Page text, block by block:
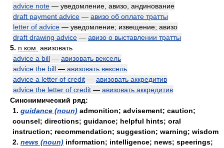
advice note — уведомление, авизо, андинование
draft payment advice — авизо об оплате тратты
letter of advice — уведомление; извещение; авизо
draft drawing advice — авизо о выставлении тратты
5. n ком. авизовать
advice a bill — авизовать вексель
advice the bill — авизовать вексель
advice a letter of credit — авизовать аккредитив
advice the letter of credit — авизовать аккредитив
Синонимический ряд:
1. guidance (noun) admonition; advisement; caution;
counsel; directions; guidance; helpful hints; oral
instruction; recommendation; suggestion; warning; wisdom
2. news (noun) information; intelligence; news; speerings;